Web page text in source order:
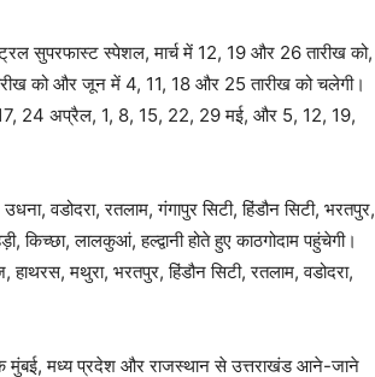
सुपरफास्ट स्पेशल, मार्च में 12, 19 और 26 तारीख को,
को और जून में 4, 11, 18 और 25 तारीख को चलेगी।
24 अप्रैल, 1, 8, 15, 22, 29 मई, और 5, 12, 19,
वडोदरा, रतलाम, गंगापुर सिटी, हिंडौन सिटी, भरतपुर,
लालकुआं, हल्द्वानी होते हुए काठगोदाम पहुंचेगी।
मथुरा, भरतपुर, हिंडौन सिटी, रतलाम, वडोदरा,
मुंबई, मध्य प्रदेश और राजस्थान से उत्तराखंड आने-जाने